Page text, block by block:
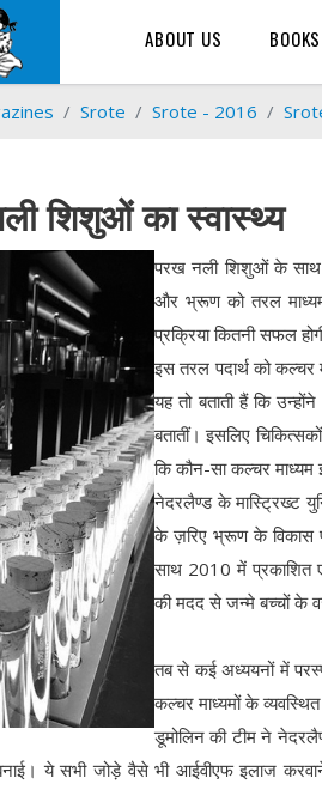
ABOUT US BOOKS
Srote Srote - 2016
शिशुओं का स्वास्थ्य
परख नली शिशुओं के साथ
और भ्रूण को तरल
प्रक्रिया कितनी सफल
इस तरल पदार्थ को कल्चर
यह तो बताती हैं कि
बतातीं। इसलिए
कि कौन-सा कल्चर माध्यम
नेदरलैण्ड के मास्ट्रिख्ट
के ज़रिए भ्रूण के विकास
साथ 2010 में प्रकाशित
की मदद से जन्मे बच्चों के
तब से कई अध्ययनों में
कल्चर माध्यमों के व्यवस्थित
डूमोलिन की टीम ने
ये सभी जोड़े वैसे भी आईवीएफ इलाज